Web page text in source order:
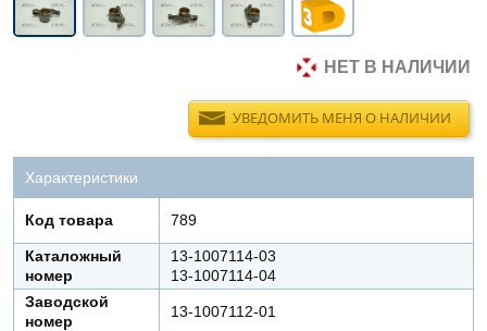
НЕТ В НАЛИЧИИ
УВЕДОМИТЬ МЕНЯ О НАЛИЧИИ
Характеристики
Код товара 789
Каталожный
номер
13-1007114-03
13-1007114-04
Заводской
номер
13-1007112-01